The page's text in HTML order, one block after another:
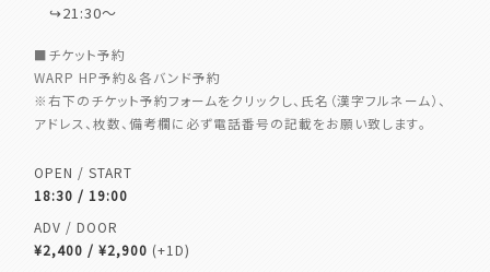
↪︎21:30〜
■チケット予約
WARP HP予約＆各バンド予約
※右下のチケット予約フォームをクリックし、氏名（漢字フルネーム）、
アドレス、枚数、備考欄に必ず電話番号の記載をお願い致します。
OPEN / START
18:30 / 19:00
ADV / DOOR
¥2,400 / ¥2,900 (+1D)